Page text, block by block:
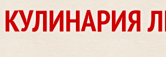
КУЛИНАРИЯ